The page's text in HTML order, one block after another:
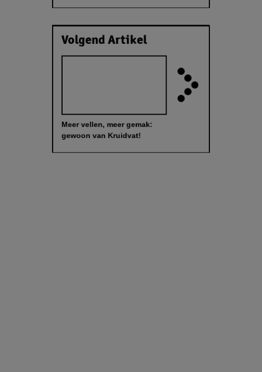
Volgend Artikel
Meer vellen, meer gemak:
gewoon van Kruidvat!